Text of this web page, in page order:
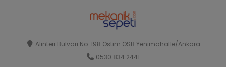
Alınteri Bulvarı No: 198 Ostim OSB Yenimahalle/Ankara
0530 834 2441